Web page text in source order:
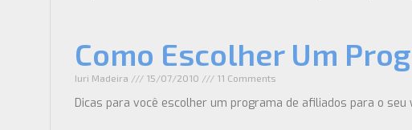
Como Escolher Um
Iuri Madeira 15/07/2010 11 Comments
Dicas para você escolher um programa de afiliados para o seu